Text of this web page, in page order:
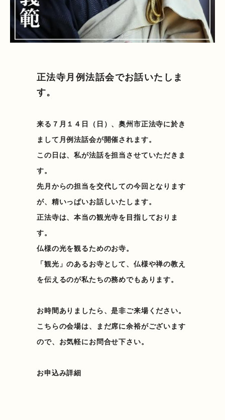
正法寺月例法話会でお話いたしま
す。
来る７月１４日（日）、奥州市正法寺に於き
まして月例法話会が開催されます。
この日は、私が法話を担当させていただきま
す。
先月からの担当を交代しての今回となります
が、精いっぱいお話しいたします。
正法寺は、本当の観光寺を目指しておりま
す。
仏様の光を観るためのお寺。
「観光」のあるお寺として、仏様や禅の教え
を伝えるのが私たちの務めでもあります。
お時間ありましたら、是非ご来場ください。
こちらの会場は、まだ席に余裕がございます
ので、お気軽にお問合せ下さい。
お申込み詳細